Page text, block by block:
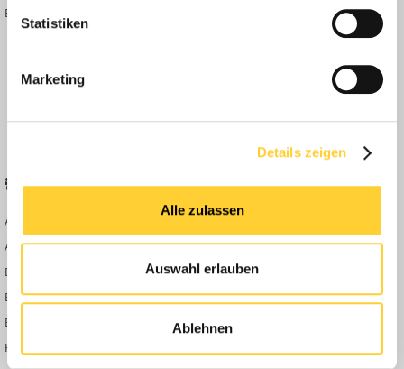
Statistiken
Marketing
Details zeigen
Alle zulassen
Auswahl erlauben
Ablehnen
Bauforum Shop
BELIEBTE FOREN
Abbruch
Ausbildung & Beruf
Bau Allgemein
Baumaschinen
Berg- & Tagebau
Hoch- & Tiefbau
KONTAKT
Werben auf
Bauforum24
Kontakt
Impressum